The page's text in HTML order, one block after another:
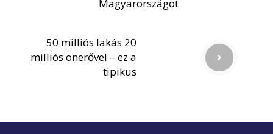
Magyarországot
50 milliós lakás 20
milliós önerővel – ez a
tipikus